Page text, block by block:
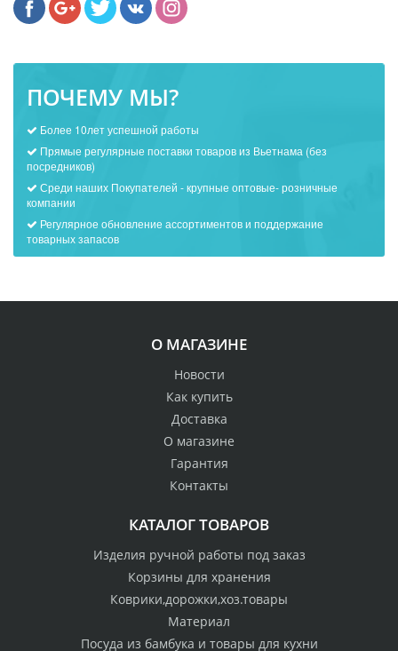
ПОЧЕМУ МЫ?
Более 10лет успешной работы
Прямые регулярные поставки товаров из Вьетнама (без
посредников)
Среди наших Покупателей - крупные оптовые- розничные
компании
Регулярное обновление ассортиментов и поддержание
товарных запасов
О МАГАЗИНЕ
Новости
Как купить
Доставка
О магазине
Гарантия
Контакты
КАТАЛОГ ТОВАРОВ
Изделия ручной работы под заказ
Корзины для хранения
Коврики,дорожки,хоз.товары
Материал
Посуда из бамбука и товары для кухни